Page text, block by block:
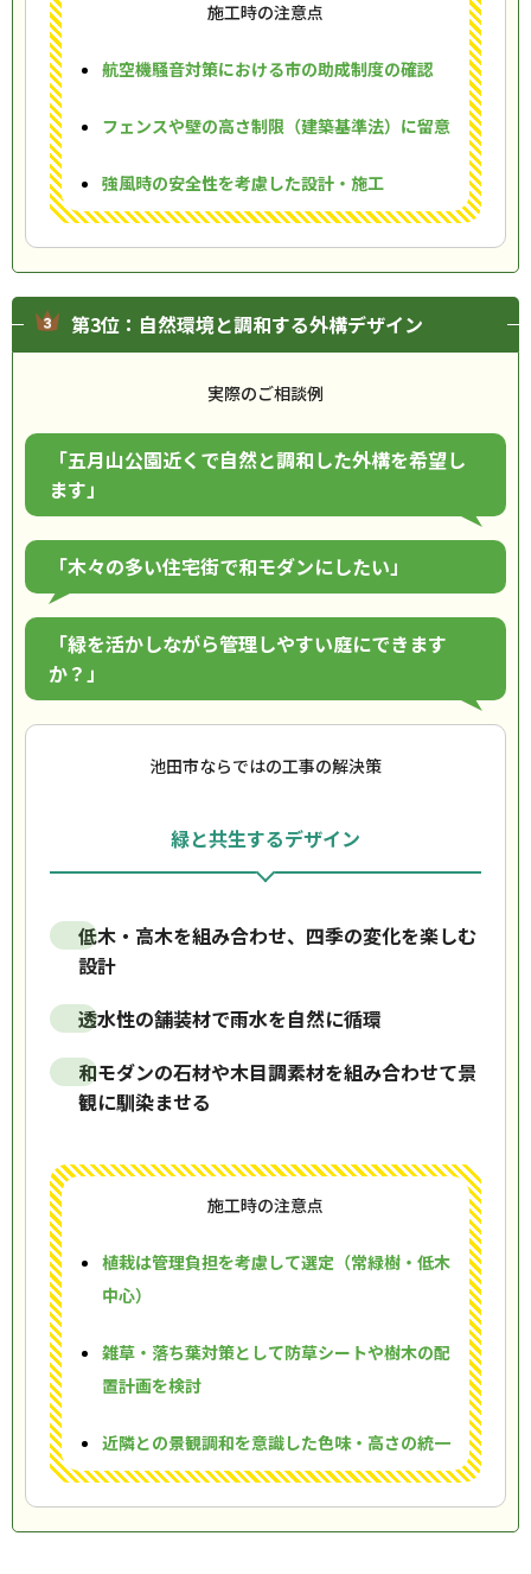
施工時の注意点
航空機騒音対策における市の助成制度の確認
フェンスや壁の高さ制限（建築基準法）に留意
強風時の安全性を考慮した設計・施工
第3位：自然環境と調和する外構デザイン
実際のご相談例
「五月山公園近くで自然と調和した外構を希望し
ます」
「木々の多い住宅街で和モダンにしたい」
「緑を活かしながら管理しやすい庭にできます
か？」
池田市ならではの工事の解決策
緑と共生するデザイン
低木・高木を組み合わせ、四季の変化を楽しむ
設計
透水性の舗装材で雨水を自然に循環
和モダンの石材や木目調素材を組み合わせて景
観に馴染ませる
施工時の注意点
植栽は管理負担を考慮して選定（常緑樹・低木
中心）
雑草・落ち葉対策として防草シートや樹木の配
置計画を検討
近隣との景観調和を意識した色味・高さの統一